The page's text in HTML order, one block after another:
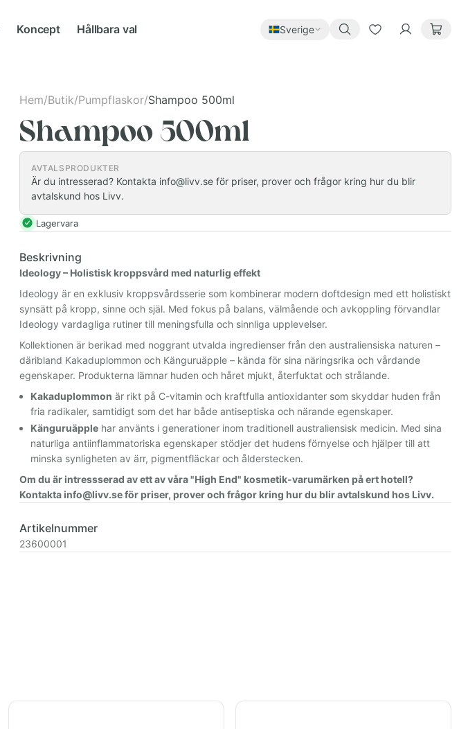
Koncept Hållbara val Sverige
Hem/Butik/Pumpflaskor/Shampoo 500ml
Shampoo 500ml
AVTALSPRODUKTER
Är du intresserad? Kontakta info@livv.se för priser, prover och frågor kring hur du blir
avtalskund hos Livv.
Lagervara
Beskrivning
Ideology – Holistisk kroppsvård med naturlig effekt
Ideology är en exklusiv kroppsvårdsserie som kombinerar modern doftdesign med ett holistiskt
synsätt på kropp, sinne och själ. Med fokus på balans, välmående och avkoppling förvandlar
Ideology vardagliga rutiner till meningsfulla och sinnliga upplevelser.
Kollektionen är berikad med noggrant utvalda ingredienser från den australiensiska naturen –
däribland Kakaduplommon och Känguruäpple – kända för sina näringsrika och vårdande
egenskaper. Produkterna lämnar huden och håret mjukt, återfuktat och strålande.
Kakaduplommon är rikt på C-vitamin och kraftfulla antioxidanter som skyddar huden från
fria radikaler, samtidigt som det har både antiseptiska och närande egenskaper.
Känguruäpple har använts i generationer inom traditionell australiensisk medicin. Med sina
naturliga antiinflammatoriska egenskaper stödjer det hudens förnyelse och hjälper till att
minska synligheten av ärr, pigmentfläckar och ålderstecken.
Om du är intressserad av ett av våra "High End" kosmetik-varumärken på ert hotell?
Kontakta info@livv.se för priser, prover och frågor kring hur du blir avtalskund hos Livv.
Artikelnummer
23600001